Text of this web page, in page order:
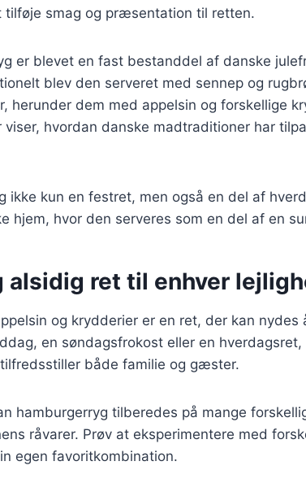
smag og præsentation til retten.
er blevet en fast bestanddel af danske
blev den serveret med sennep og
herunder dem med appelsin og forskellige
hvordan danske madtraditioner har
ikke kun en festret, men også en del af
hjem, hvor den serveres som en del af en
alsidig ret til enhver
og krydderier er en ret, der kan nydes
en søndagsfrokost eller en
både familie og gæster.
hamburgerryg tilberedes på mange
råvarer. Prøv at eksperimentere med
egen favoritkombination.